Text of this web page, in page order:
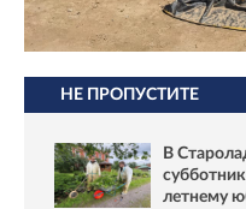
НЕ ПРОПУСТИТЕ
В
летнему